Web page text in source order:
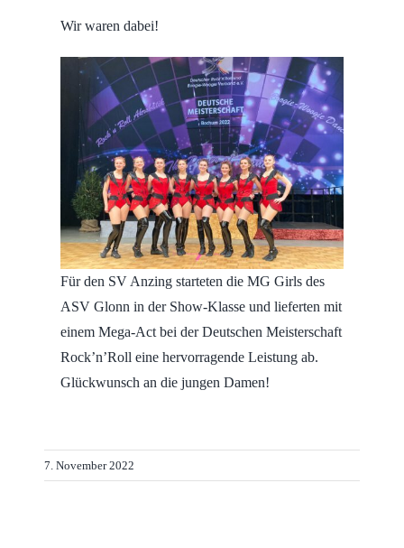
Wir waren dabei!
Für den SV Anzing starteten die MG Girls des
ASV Glonn in der Show-Klasse und lieferten mit
einem Mega-Act bei der Deutschen Meisterschaft
Rock’n’Roll eine hervorragende Leistung ab.
Glückwunsch an die jungen Damen!
7. November 2022